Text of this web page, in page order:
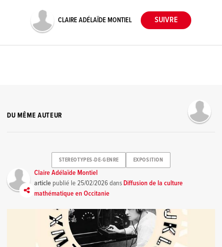
CLAIRE ADÉLAÏDE MONTIEL
DU MÊME AUTEUR
STEREOTYPES-DE-GENRE EXPOSITION
Claire Adélaïde Montiel
article publié le25/02/2026dansDiffusion de la culture
mathématique en Occitanie